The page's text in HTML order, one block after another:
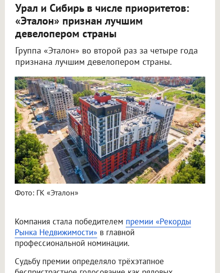
Урал и Сибирь в числе приоритетов:
«Эталон» признан лучшим
девелопером страны
Группа «Эталон» во второй раз за четыре года
признана лучшим девелопером страны.
Фото: ГК «Эталон»
Компания стала победителем премии «Рекорды
Рынка Недвижимости» в главной
профессиональной номинации.
Судьбу премии определяло трёхэтапное